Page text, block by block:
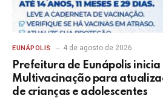
EUNÁPOLIS 4 de agosto de 2026
Prefeitura de Eunápolis
Multivacinação para
de crianças e adolescentes